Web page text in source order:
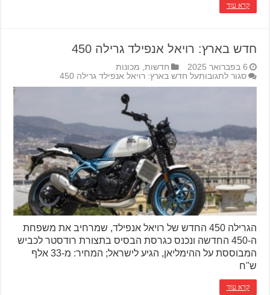
קרא עוד
חדש בארץ: רויאל אנפילד גרילה 450
6 בפברואר 2025 חדשות מכונות
סגור לתגובותעל חדש בארץ: רויאל אנפילד גרילה 450
הגרילה 450 החדש של רויאל אנפילד, שמרחיב את משפחת
ה-450 החדשה ונכנס כגרסת הבסיס בתצורת רודסטר לכביש
המבוססת על ההימליאן, הגיע לישראל; המחיר: מ-33 אלף
ש"ח
קרא עוד